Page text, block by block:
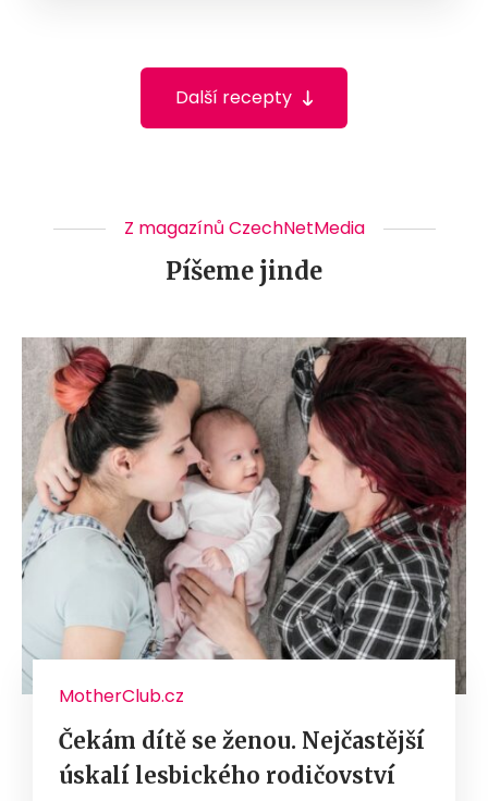
Další recepty
Z magazínů CzechNetMedia
Píšeme jinde
MotherClub.cz
Čekám dítě se ženou. Nejčastější
úskalí lesbického rodičovství